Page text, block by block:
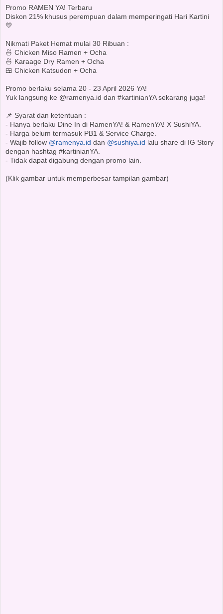
Promo RAMEN YA! Terbaru
Diskon 21% khusus perempuan dalam memperingati Hari Kartini
💛
Nikmati Paket Hemat mulai 30 Ribuan :
🍜 Chicken Miso Ramen + Ocha
🍜 Karaage Dry Ramen + Ocha
🍱 Chicken Katsudon + Ocha
Promo berlaku selama 20 - 23 April 2026 YA!
Yuk langsung ke @ramenya.id dan #kartinianYA sekarang juga!
📌 Syarat dan ketentuan :
- Hanya berlaku Dine In di RamenYA! & RamenYA! X SushiYA.
- Harga belum termasuk PB1 & Service Charge.
- Wajib follow @ramenya.id dan @sushiya.id lalu share di IG Story
dengan hashtag #kartinianYA.
- Tidak dapat digabung dengan promo lain.
(Klik gambar untuk memperbesar tampilan gambar)